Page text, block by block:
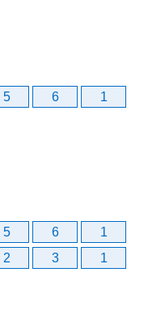
5 6
1
5 6
1
2 3 1